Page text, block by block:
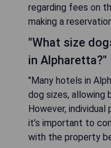
regarding fees on
making a
"What size
in Alpharetta?"
"Many hotels in
dog sizes, allowing
However,
it’s important to
with the property